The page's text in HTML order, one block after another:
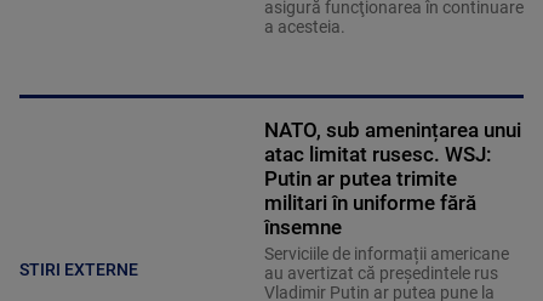
asigură funcţionarea în continuare
a acesteia.
STIRI EXTERNE
NATO, sub amenințarea unui
atac limitat rusesc. WSJ:
Putin ar putea trimite
militari în uniforme fără
însemne
Serviciile de informații americane
au avertizat că președintele rus
Vladimir Putin ar putea pune la